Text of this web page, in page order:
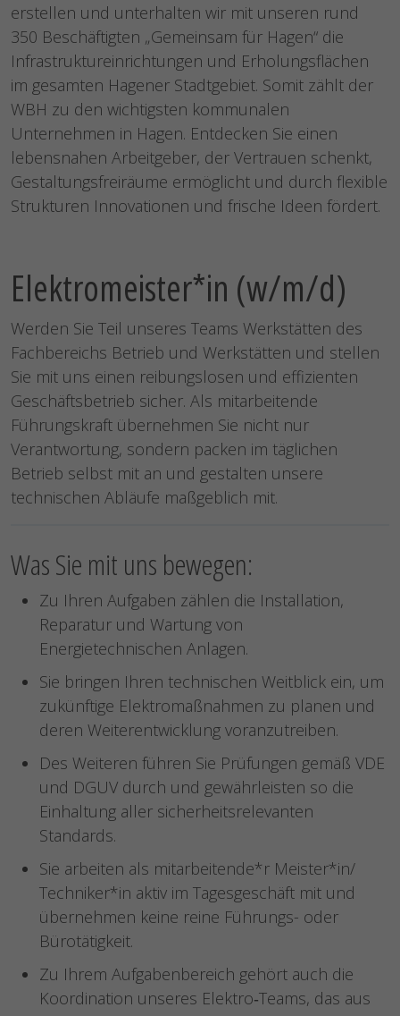
erstellen und unterhalten wir mit unseren rund
350 Beschäftigten „Gemeinsam für Hagen“ die
Infrastruktureinrichtungen und Erholungsflächen
im gesamten Hagener Stadtgebiet. Somit zählt der
WBH zu den wichtigsten kommunalen
Unternehmen in Hagen. Entdecken Sie einen
lebensnahen Arbeitgeber, der Vertrauen schenkt,
Gestaltungsfreiräume ermöglicht und durch flexible
Strukturen Innovationen und frische Ideen fördert.
Elektromeister*in (w/m/d)
Werden Sie Teil unseres Teams Werkstätten des
Fachbereichs Betrieb und Werkstätten und stellen
Sie mit uns einen reibungslosen und effizienten
Geschäftsbetrieb sicher. Als mitarbeitende
Führungskraft übernehmen Sie nicht nur
Verantwortung, sondern packen im täglichen
Betrieb selbst mit an und gestalten unsere
technischen Abläufe maßgeblich mit.
Was Sie mit uns bewegen:
Zu Ihren Aufgaben zählen die Installation,
Reparatur und Wartung von
Energietechnischen Anlagen.
Sie bringen Ihren technischen Weitblick ein, um
zukünftige Elektromaßnahmen zu planen und
deren Weiterentwicklung voranzutreiben.
Des Weiteren führen Sie Prüfungen gemäß VDE
und DGUV durch und gewährleisten so die
Einhaltung aller sicherheitsrelevanten
Standards.
Sie arbeiten als mitarbeitende*r Meister*in/
Techniker*in aktiv im Tagesgeschäft mit und
übernehmen keine reine Führungs- oder
Bürotätigkeit.
Zu Ihrem Aufgabenbereich gehört auch die
Koordination unseres Elektro‑Teams, das aus